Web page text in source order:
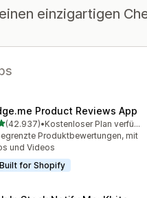
einzigartigen
Product Reviews App
5 Sternen
(42.937)
Rezensionen insgesamt
•
Kostenloser Plan verfügbar
Produktbewertungen, mit
und Videos
Built for Shopify